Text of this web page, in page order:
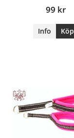
99 kr
Info Köp